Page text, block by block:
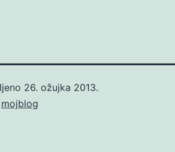
26. ožujka 2013.
mojblog